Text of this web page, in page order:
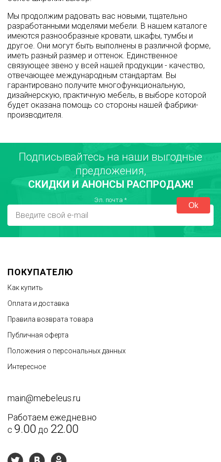
Мы продолжим радовать вас новыми, тщательно
разработанными моделями мебели. В нашем каталоге
имеются разнообразные кровати, шкафы, тумбы и
другое. Они могут быть выполнены в различной форме,
иметь разный размер и оттенок. Единственное
связующее звено у всей нашей продукции - качество,
отвечающее международным стандартам. Вы
гарантировано получите многофункциональную,
дизайнерскую, практичную мебель, в выборе которой
будет оказана помощь со стороны нашей фабрики-
производителя.
Подписывайтесь на наши выгодные
предложения,
СКИДКИ И АНОНСЫ РАСПРОДАЖ!
Эл. почта *
ПОКУПАТЕЛЮ
Как купить
Оплата и доставка
Правила возврата товара
Публичная оферта
Положения о персональных данных
Интересное
main@mebeleus.ru
Работаем ежедневно
с 9.00 до 22.00